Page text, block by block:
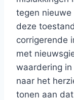
tegen nieuwe
deze
corrigerende
met
waardering
naar het
tonen aan